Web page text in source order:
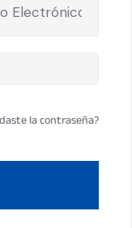
la contraseña?